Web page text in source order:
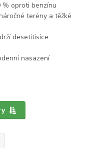
% oproti benzínu
terény a těžké
desetitisíce
nasazení